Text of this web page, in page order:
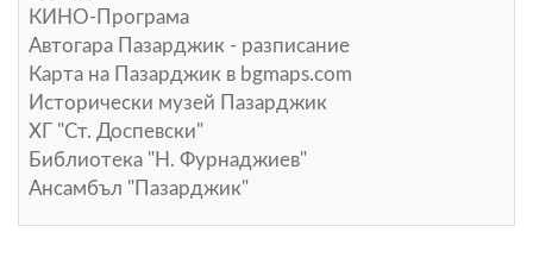
КИНО-Програма
Автогара Пазарджик - разписание
Карта на Пазарджик в bgmaps.com
Исторически музей Пазарджик
ХГ "Ст. Доспевски"
Библиотека "Н. Фурнаджиев"
Ансамбъл "Пазарджик"